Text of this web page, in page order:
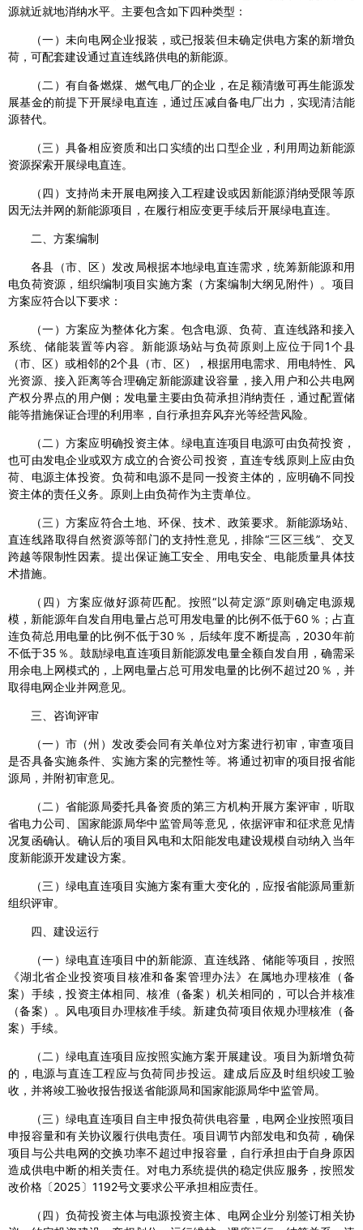
源就近就地消纳水平。主要包含如下四种类型：
（一）未向电网企业报装，或已报装但未确定供电方案的新增负
荷，可配套建设通过直连线路供电的新能源。
（二）有自备燃煤、燃气电厂的企业，在足额清缴可再生能源发
展基金的前提下开展绿电直连，通过压减自备电厂出力，实现清洁能
源替代。
（三）具备相应资质和出口实绩的出口型企业，利用周边新能源
资源探索开展绿电直连。
（四）支持尚未开展电网接入工程建设或因新能源消纳受限等原
因无法并网的新能源项目，在履行相应变更手续后开展绿电直连。
二、方案编制
各县（市、区）发改局根据本地绿电直连需求，统筹新能源和用
电负荷资源，组织编制项目实施方案（方案编制大纲见附件）。项目
方案应符合以下要求：
（一）方案应为整体化方案。包含电源、负荷、直连线路和接入
系统、储能装置等内容。新能源场站与负荷原则上应位于同1个县
（市、区）或相邻的2个县（市、区），根据用电需求、用电特性、风
光资源、接入距离等合理确定新能源建设容量，接入用户和公共电网
产权分界点的用户侧；发电量主要由负荷承担消纳责任，通过配置储
能等措施保证合理的利用率，自行承担弃风弃光等经营风险。
（二）方案应明确投资主体。绿电直连项目电源可由负荷投资，
也可由发电企业或双方成立的合资公司投资，直连专线原则上应由负
荷、电源主体投资。负荷和电源不是同一投资主体的，应明确不同投
资主体的责任义务。原则上由负荷作为主责单位。
（三）方案应符合土地、环保、技术、政策要求。新能源场站、
直连线路取得自然资源等部门的支持性意见，排除“三区三线”、交叉
跨越等限制性因素。提出保证施工安全、用电安全、电能质量具体技
术措施。
（四）方案应做好源荷匹配。按照“以荷定源”原则确定电源规
模，新能源年自发自用电量占总可用发电量的比例不低于60％；占直
连负荷总用电量的比例不低于30％，后续年度不断提高，2030年前
不低于35％。鼓励绿电直连项目新能源发电量全额自发自用，确需采
用余电上网模式的，上网电量占总可用发电量的比例不超过20％，并
取得电网企业并网意见。
三、咨询评审
（一）市（州）发改委会同有关单位对方案进行初审，审查项目
是否具备实施条件、实施方案的完整性等。将通过初审的项目报省能
源局，并附初审意见。
（二）省能源局委托具备资质的第三方机构开展方案评审，听取
省电力公司、国家能源局华中监管局等意见，依据评审和征求意见情
况复函确认。确认后的项目风电和太阳能发电建设规模自动纳入当年
度新能源开发建设方案。
（三）绿电直连项目实施方案有重大变化的，应报省能源局重新
组织评审。
四、建设运行
（一）绿电直连项目中的新能源、直连线路、储能等项目，按照
《湖北省企业投资项目核准和备案管理办法》在属地办理核准（备
案）手续，投资主体相同、核准（备案）机关相同的，可以合并核准
（备案）。风电项目办理核准手续。新建负荷项目依规办理核准（备
案）手续。
（二）绿电直连项目应按照实施方案开展建设。项目为新增负荷
的，电源与直连工程应与负荷同步投运。建成后应及时组织竣工验
收，并将竣工验收报告报送省能源局和国家能源局华中监管局。
（三）绿电直连项目自主申报负荷供电容量，电网企业按照项目
申报容量和有关协议履行供电责任。项目调节内部发电和负荷，确保
项目与公共电网的交换功率不超过申报容量，自行承担由于自身原因
造成供电中断的相关责任。对电力系统提供的稳定供应服务，按照发
改价格〔2025〕1192号文要求公平承担相应责任。
（四）负荷投资主体与电源投资主体、电网企业分别签订相关协